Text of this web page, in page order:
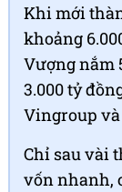
Khi mới
khoảng
Vượng nắm
3.000 tỷ
Vingroup
Chỉ sau vài
vốn nhanh,